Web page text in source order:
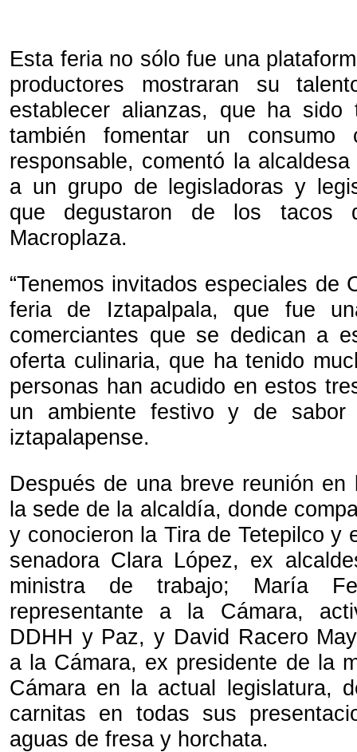
Esta feria no sólo fue una
productores mostraran su
establecer alianzas, que ha
también fomentar un consumo
responsable, comentó la
a un grupo de legisladoras y
que degustaron de los tacos
Macroplaza.
“Tenemos invitados especiales de
feria de Iztapalpala, que fue
comerciantes que se dedican a
oferta culinaria, que ha tenido
personas han acudido en estos
un ambiente festivo y de
iztapalapense.
Después de una breve reunión en
la sede de la alcaldía, donde
y conocieron la Tira de Tetepilco y
senadora Clara López, ex
ministra de trabajo; María
representante a la Cámara,
DDHH y Paz, y David Racero
a la Cámara, ex presidente de la
Cámara en la actual legislatura,
carnitas en todas sus
aguas de fresa y horchata.